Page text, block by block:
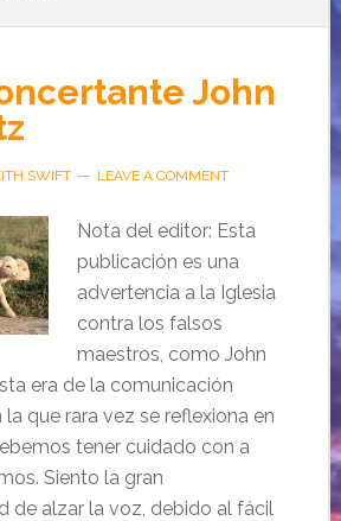
John
SWIFT LEAVE A COMMENT
Nota del editor: Esta
publicación es una
advertencia a la Iglesia
contra los falsos
maestros, como John
era de la comunicación
la que rara vez se reflexiona en
tener cuidado con a
Siento la gran
de alzar la voz, debido al fácil